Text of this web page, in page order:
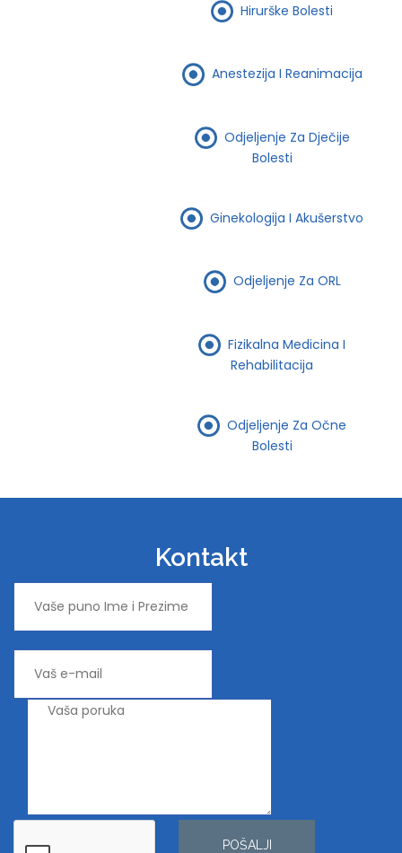
Hirurške Bolesti
Anestezija I Reanimacija
Odjeljenje Za Dječije
Bolesti
Ginekologija I Akušerstvo
Odjeljenje Za ORL
Fizikalna Medicina I
Rehabilitacija
Odjeljenje Za Očne
Bolesti
Kontakt
POŠALJI